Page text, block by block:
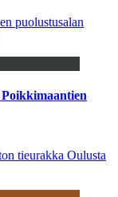
puolustusalan
tieurakka Oulusta